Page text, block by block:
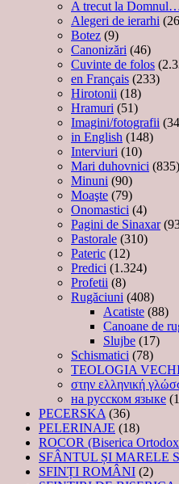
A trecut la
Alegeri de ierarhi
Botez (9)
Canonizări (46)
Cuvinte de folos
en Français (233)
Hirotonii (18)
Hramuri (51)
Imagini/fotografii
in English (148)
Interviuri (10)
Mari duhovnici (835)
Minuni (90)
Moaşte (79)
Onomastici (4)
Pagini de Sinaxar
Pastorale (310)
Pateric (12)
Predici (1.324)
Profetii (8)
Rugăciuni (408)
Acatiste (88)
Canoane de
Slujbe (17)
Schismatici (78)
TEOLOGIA
στην ελληνική
на русском языке
PECERSKA (36)
PELERINAJE (18)
ROCOR (Biserica
SFÂNTUL ȘI MARELE
SFINȚI ROMÂNI (2)